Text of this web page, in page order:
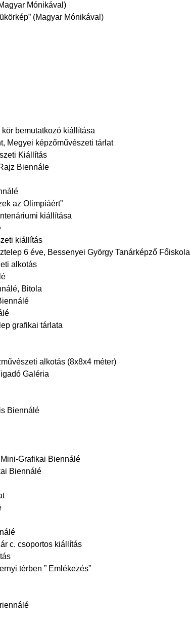
Mónikával)
(Magyar Mónikával)
bemutatkozó kiállítása
Megyei képzőművészeti tárlat
Kiállítás
Biennále
az Olimpiáért”
kiállítása
kiállítás
6 éve, Bessenyei György Tanárképző Főiskola
alkotás
Bitola
grafikai tárlata
alkotás (8x8x4 méter)
Galéria
Biennálé
Grafikai Biennálé
Biennálé
c. csoportos kiállítás
térben ” Emlékezés”